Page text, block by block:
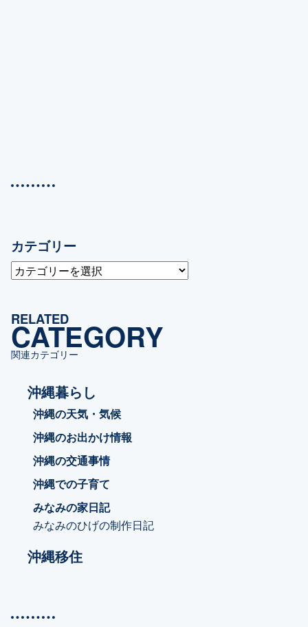
カテゴリー
カ
テ
リ
ー
RELATED
CATEGORY
関連カテゴリー
沖縄暮らし
沖縄の天気・気候
沖縄のお出かけ情報
沖縄の交通事情
沖縄での子育て
みなみの家日記
みなみのひげの制作日記
沖縄移住